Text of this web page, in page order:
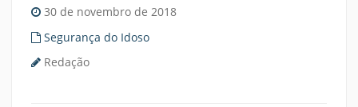
30 de novembro de 2018
Segurança do Idoso
Redação